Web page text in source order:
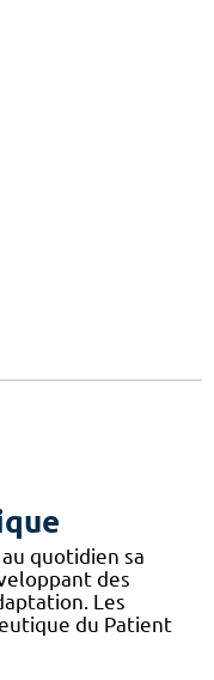
quotidien sa
des
Les
du Patient